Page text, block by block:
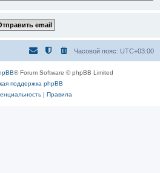
Часовой пояс: UTC+03:00
® Forum Software © phpBB Limited
поддержка phpBB
| Правила